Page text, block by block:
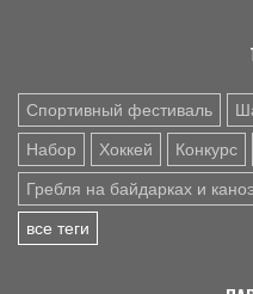
Спортивный фестиваль
Набор Хоккей Конкурс
Гребля на байдарках и
все теги